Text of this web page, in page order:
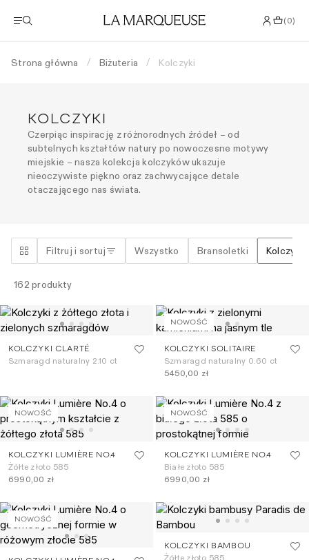
(0)
Strona główna / Biżuteria / Kolczyki
KOLCZYKI
Czerpiąc inspirację z różnorodnych źródeł – od
subtelnych kształtów natury po nowoczesne motywy
miejskie – nasza kolekcja kolczyków ukazuje
nieoczywiste piękno oraz zachwycające detale
otaczającego nas świata.
Filtruj i sortuj Wszystko Bransoletki Kolczyki
162 produkty
KOLCZYKI CLARTÉ
Szmaragd naturalny 2.10 ct
NOWOŚĆ
KOLCZYKI SOLITAIRE
Szmaragd naturalny 0.60 ct
5450,00 zł
NOWOŚĆ
KOLCZYKI LUMIÈRE NO.4
Żółte złoto 585
6990,00 zł
NOWOŚĆ
KOLCZYKI LUMIÈRE NO.4
Białe złoto 585
6990,00 zł
NOWOŚĆ
KOLCZYKI BAMBOU
Żółte złoto 585